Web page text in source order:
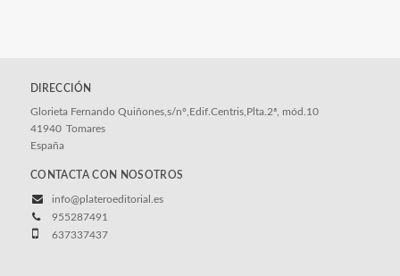
DIRECCIÓN
Glorieta Fernando Quiñones,s/nº,Edif.Centris,Plta.2ª, mód.10
41940 Tomares
España
CONTACTA CON NOSOTROS
info@plateroeditorial.es
955287491
637337437